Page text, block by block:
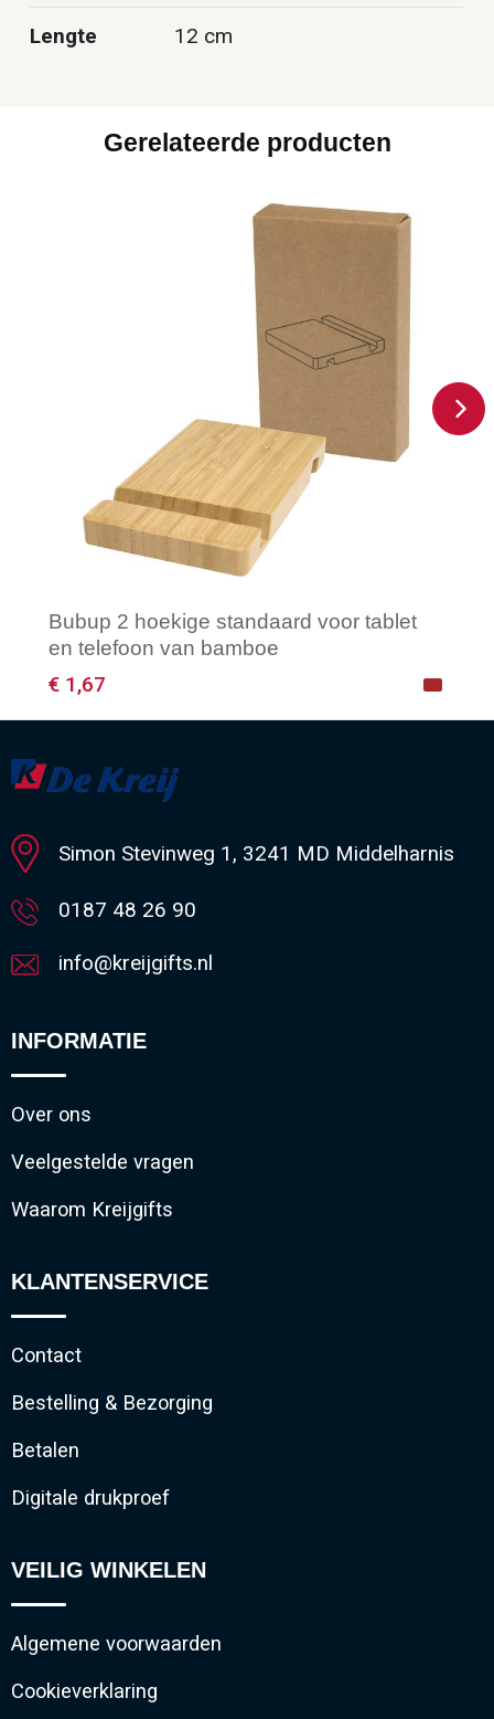
Lengte 12 cm
Gerelateerde producten
Bubup 2 hoekige standaard voor tablet
en telefoon van bamboe
€ 1,67
Minimale afname: 1
Simon Stevinweg 1, 3241 MD Middelharnis
0187 48 26 90
info@kreijgifts.nl
INFORMATIE
Over ons
Veelgestelde vragen
Waarom Kreijgifts
KLANTENSERVICE
Contact
Bestelling & Bezorging
Betalen
Digitale drukproef
VEILIG WINKELEN
Algemene voorwaarden
Cookieverklaring